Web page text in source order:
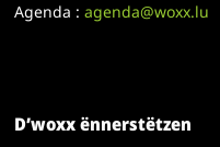
Agenda :agenda@woxx.lu
D’woxx ënnerstëtzen